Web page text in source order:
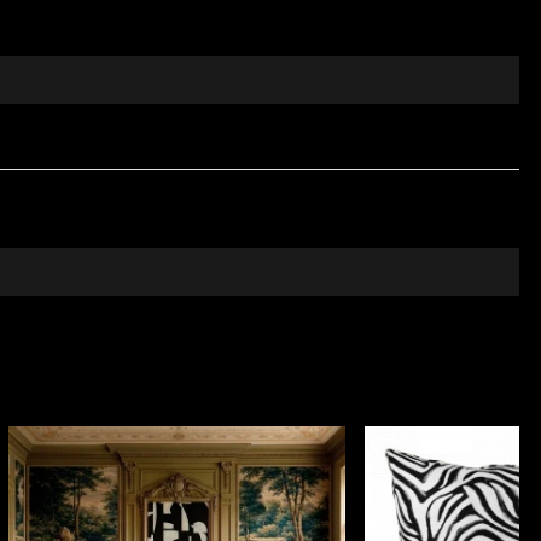
deze manier kunt u genieten van een snel, veilig